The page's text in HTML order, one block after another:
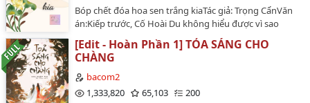
Lăng Hiểu nhàn nhã uống cà phê trêu mèo, làm NPC
cá mặn nhất của Chư Thiên vạn giới, có một không
hai...Tên khác 《Ta muốn NPC này có tác dụng gì! 》,
《NPC này vĩnh viễn không thể chiếm đóng được 》…
Bóp chết đóa hoa sen trắng kiaTác giả: Trọng CẩnVăn
án:Kiếp trước, Cố Hoài Du không hiểu được vì sao
mình không được phụ thân thương mẫu thân yêu. Mãi
đến năm mười lăm tuổi, song thân đều mất, nàng bị
nhà họ Lâm cưỡng ép đón về nhà, lúc đó nàng mới
biết được, hóa ra mình là Đại tiểu thư nhà họ Lâm. Vốn
cho rằng khổ tận cam lai, lúc nào cũng cẩn thận dè dặt,
[Edit - Hoàn Phần 1] TỎA SÁNG CHO
CHÀNG
bacom2
1,333,820
65,103
200